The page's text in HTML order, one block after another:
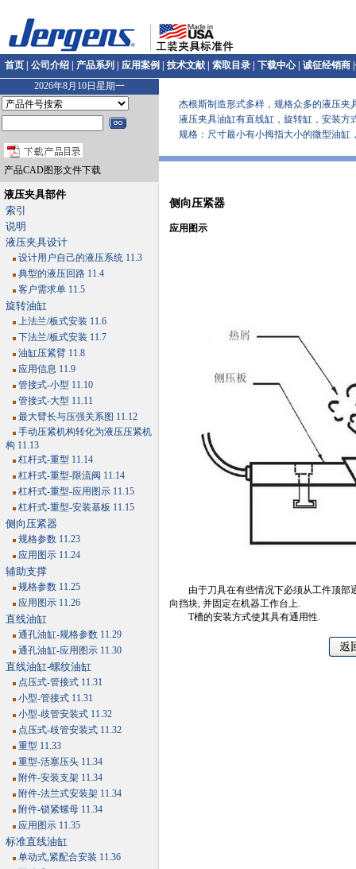
首页 公司介绍 产品系列 应用案例 技术文献 索取目录 下载中心| 诚征经销商
2026年8月10日星期一
产品CAD图形文件下载
液压夹具部件
索引
说明
液压夹具设计
设计用户自己的液压系统 11.3
典型的液压回路 11.4
客户需求单 11.5
旋转油缸
上法兰/板式安装 11.6
下法兰/板式安装 11.7
油缸压紧臂 11.8
应用信息 11.9
管接式-小型 11.10
管接式-大型 11.11
最大臂长与压强关系图 11.12
手动压紧机构转化为液压压紧机
构 11.13
杠杆式-重型 11.14
杠杆式-重型-限流阀 11.14
杠杆式-重型-应用图示 11.15
杠杆式-重型-安装基板 11.15
侧向压紧器
规格参数 11.23
应用图示 11.24
辅助支撑
规格参数 11.25
应用图示 11.26
直线油缸
通孔油缸-规格参数 11.29
通孔油缸-应用图示 11.30
直线油缸-螺纹油缸
点压式-管接式 11.31
小型-管接式 11.31
小型-歧管安装式 11.32
点压式-歧管安装式 11.32
重型 11.33
重型-活塞压头 11.34
附件-安装支架 11.34
附件-法兰式安装架 11.34
附件-锁紧螺母 11.34
应用图示 11.35
标准直线油缸
单动式,紧配合安装 11.36
杰根斯制造形式多样，规格众多的液压夹
液压夹具油缸有直线缸，旋转缸，安装方
规格：尺寸最小有小拇指大小的微型油缸，
侧向压紧器
应用图示
由于刀具在有些情况下必须从工件顶部通
向挡块, 并固定在机器工作台上.
T槽的安装方式使其具有通用性.